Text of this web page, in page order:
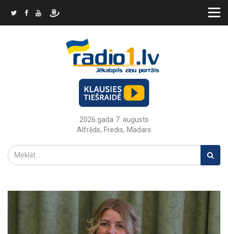
2026.gada 7. augusts
Alfrēds, Fredis, Madars